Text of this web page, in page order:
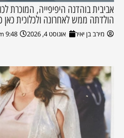
אביבית בוהדנה היפיפייה, המוכרת
הולדתה ממש לאחרונה ולכלוכית כאן
מירב בן יאיר אוגוסט 4, 2026 9:48 pm